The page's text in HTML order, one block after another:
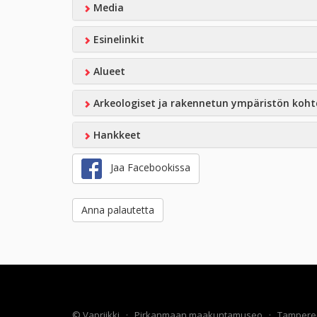
Media
Esinelinkit
Alueet
Arkeologiset ja rakennetun ympäristön
Hankkeet
Jaa Facebookissa
Anna palautetta